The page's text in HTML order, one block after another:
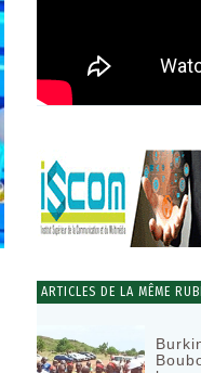
ARTICLES DE LA MÊME